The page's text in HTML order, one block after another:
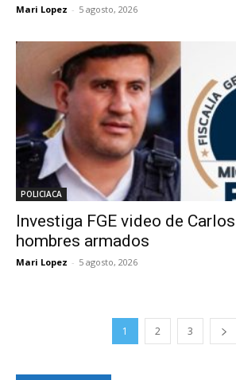
Mari Lopez - 5 agosto, 2026
POLICIACA
Investiga FGE video de
hombres armados
Mari Lopez - 5 agosto, 2026
1 2 3